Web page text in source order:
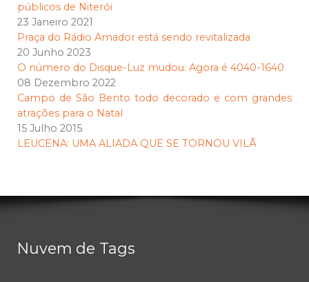
públicos de Niterói
23 Janeiro 2021
Praça do Rádio Amador está sendo revitalizada
20 Junho 2023
O número do Disque-Luz mudou: Agora é 4040-1640
08 Dezembro 2022
Campo de São Bento todo decorado e com grandes
atrações para o Natal
15 Julho 2015
LEUCENA: UMA ALIADA QUE SE TORNOU VILÃ
Nuvem de Tags